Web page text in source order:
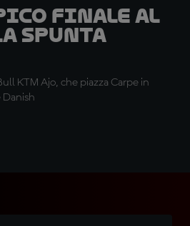
finale al
spunta
KTM Ajo, che piazza Carpe in
Danish